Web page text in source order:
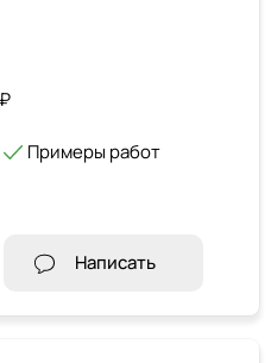
Примеры работ
Написать